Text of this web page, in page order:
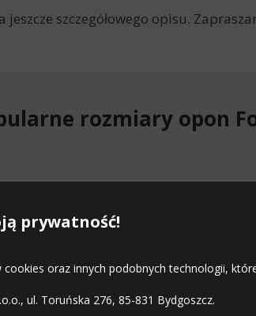
prywatność!
oraz innych podobnych technologii,
ul. Toruńska 276, 85-831 Bydgoszcz.
szczegółowego opisu.
rozmiary opon
rozmiary opon